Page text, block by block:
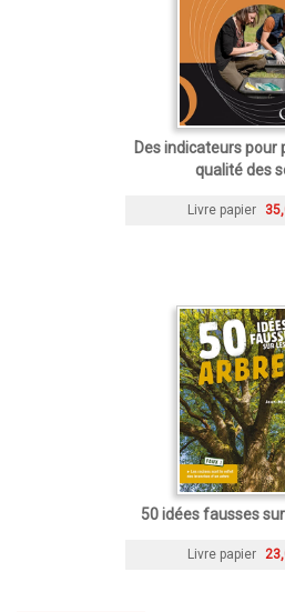
Des indicateurs pour
qualité des
Livre papier
50 idées fausses
Livre papier